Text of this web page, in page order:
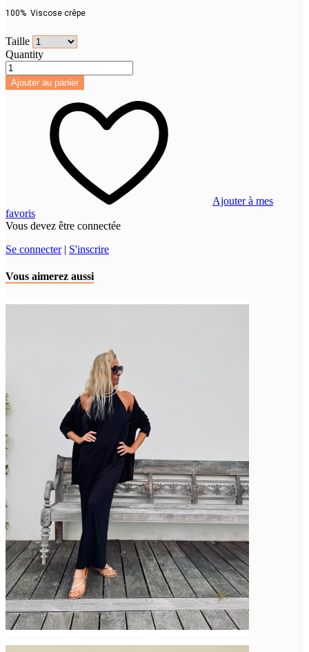
100% Viscose crêpe
Taille
Quantity
Ajouter au panier
Ajouter à mes
favoris
Vous devez être connectée
Se connecter| S'inscrire
Vous aimerez aussi